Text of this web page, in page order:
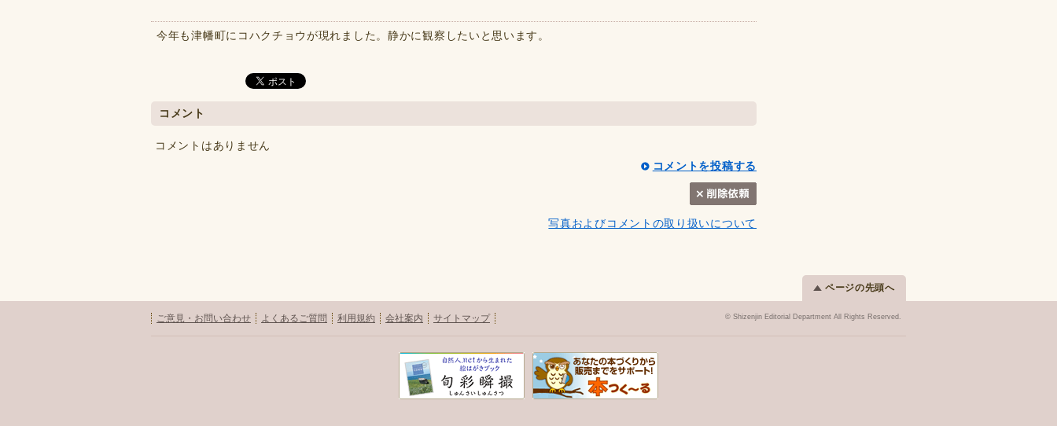
今年も津幡町にコハクチョウが現れました。静かに観察したいと思います。
コメント
コメントはありません
コメントを投稿する
写真およびコメントの取り扱いについて
ページの先頭へ
ご意見・お問い合わせ よくあるご質問 利用規約 会社案内 サイトマップ © Shizenjin Editorial Department All Rights Reserved.